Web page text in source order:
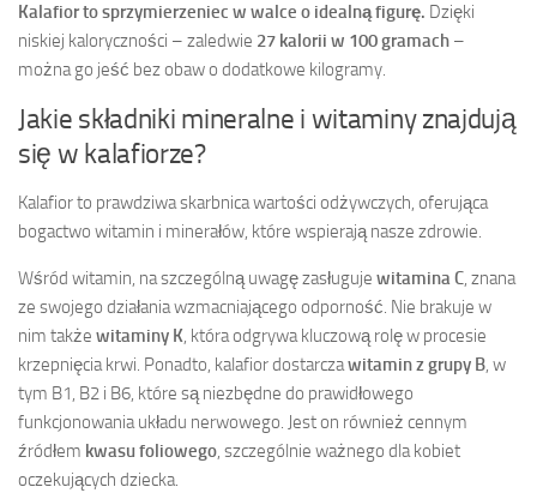
Kalafior to sprzymierzeniec w walce o idealną figurę. Dzięki
niskiej kaloryczności – zaledwie 27 kalorii w 100 gramach –
można go jeść bez obaw o dodatkowe kilogramy.
Jakie składniki mineralne i witaminy znajdują
się w kalafiorze?
Kalafior to prawdziwa skarbnica wartości odżywczych, oferująca
bogactwo witamin i minerałów, które wspierają nasze zdrowie.
Wśród witamin, na szczególną uwagę zasługuje witamina C, znana
ze swojego działania wzmacniającego odporność. Nie brakuje w
nim także witaminy K, która odgrywa kluczową rolę w procesie
krzepnięcia krwi. Ponadto, kalafior dostarczawitamin z grupy B, w
tym B1, B2 i B6, które są niezbędne do prawidłowego
funkcjonowania układu nerwowego. Jest on również cennym
źródłem kwasu foliowego, szczególnie ważnego dla kobiet
oczekujących dziecka.